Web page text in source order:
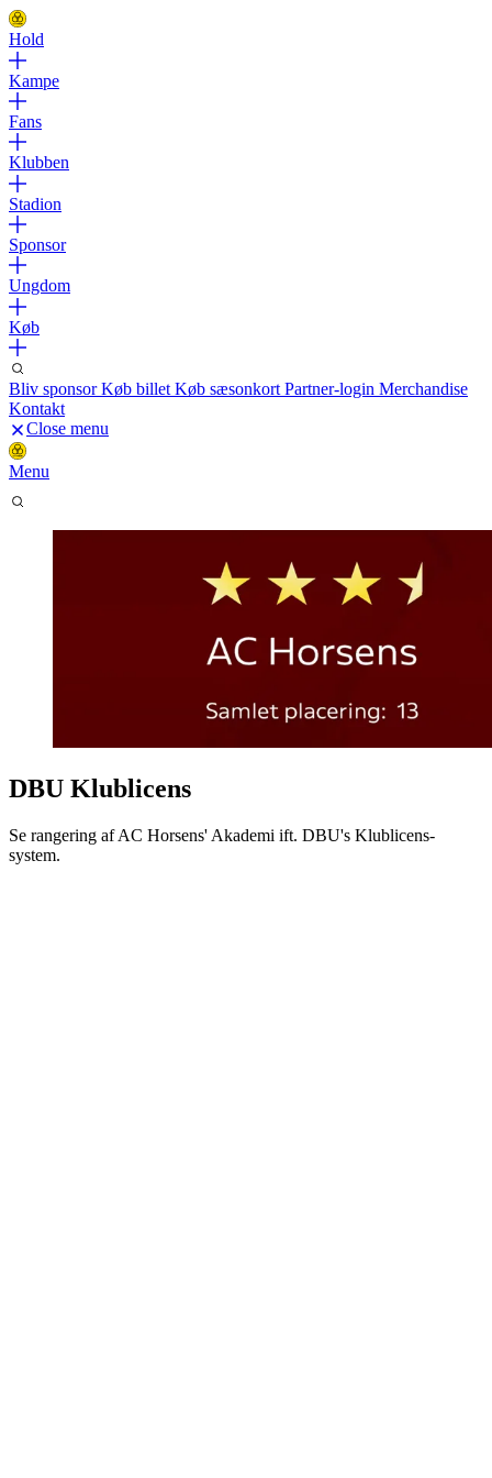
Hold
Kampe
Fans
Klubben
Stadion
Sponsor
Ungdom
Køb
Bliv sponsorKøb billet Køb sæsonkort Partner-login Merchandise
Kontakt
Close menu
Menu
DBU Klublicens
Se rangering af AC Horsens' Akademi ift. DBU's Klublicens-
system.